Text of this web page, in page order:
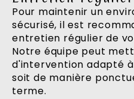
Pour maintenir un
sécurisé, il est
entretien régulier de
Notre équipe peut
d'intervention adapté
soit de manière
terme.